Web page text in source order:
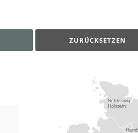
ZURÜCKSETZEN
Schleswig-
Holstein